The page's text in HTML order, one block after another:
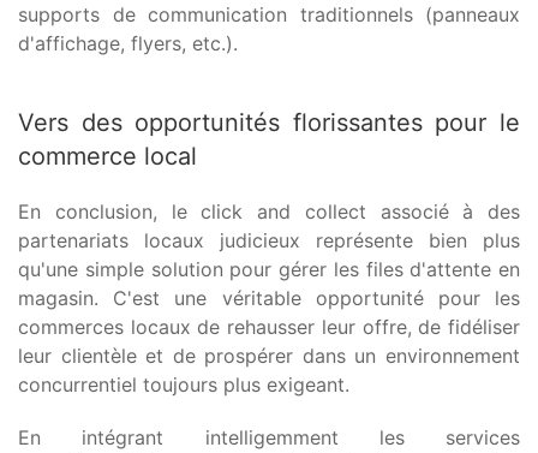
supports de communication traditionnels (panneaux
d'affichage, flyers, etc.).
Vers des opportunités florissantes pour le
commerce local
En conclusion, le click and collect associé à des
partenariats locaux judicieux représente bien plus
qu'une simple solution pour gérer les files d'attente en
magasin. C'est une véritable opportunité pour les
commerces locaux de rehausser leur offre, de fidéliser
leur clientèle et de prospérer dans un environnement
concurrentiel toujours plus exigeant.
En intégrant intelligemment les services